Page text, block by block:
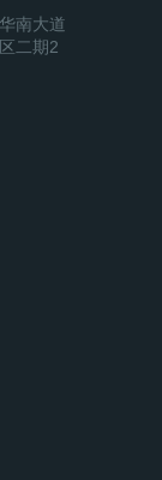
南大道
二期2